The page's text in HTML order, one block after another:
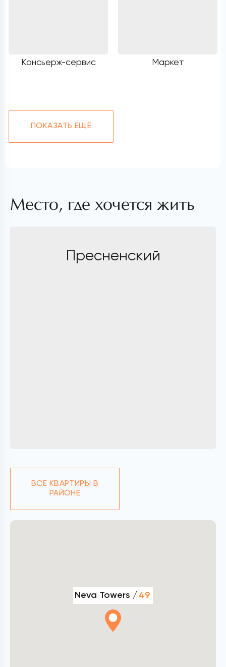
Консьерж-сервис Маркет
ПОКАЗАТЬ ЕЩЁ
Место, где хочется жить
Пресненский
ВСЕ КВАРТИРЫ В
РАЙОНЕ
Neva Towers / 49